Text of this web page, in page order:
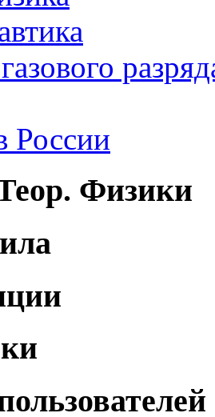
России
Физики